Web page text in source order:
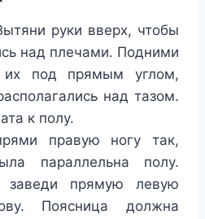
руки вверх, чтобы
над плечами. Подними
их под прямым углом,
над тазом.
к полу.
правую ногу так,
параллельна полу.
заведи прямую левую
Поясница должна